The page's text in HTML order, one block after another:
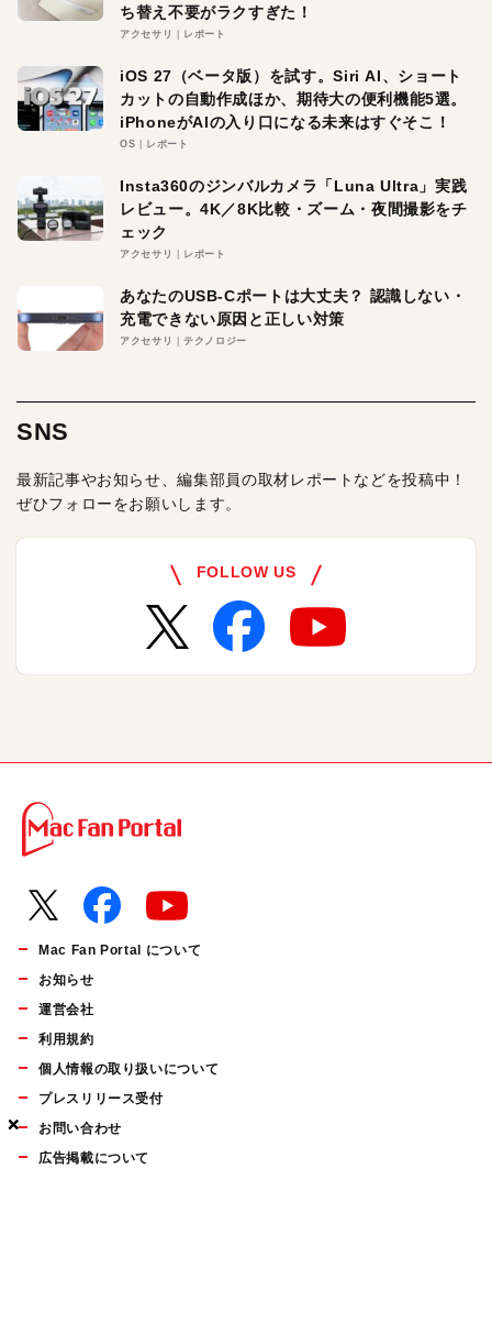
×
×
×
ち替え不要がラクすぎた！
アクセサリ レポート
iOS 27（ベータ版）を試す。Siri AI、ショート
カットの自動作成ほか、期待大の便利機能5選。
iPhoneがAIの入り口になる未来はすぐそこ！
OS レポート
Insta360のジンバルカメラ「Luna Ultra」実践
レビュー。4K／8K比較・ズーム・夜間撮影をチ
ェック
アクセサリ レポート
あなたのUSB-Cポートは大丈夫？ 認識しない・
充電できない原因と正しい対策
アクセサリ テクノロジー
SNS
最新記事やお知らせ、編集部員の取材レポートなどを投稿中！
ぜひフォローをお願いします。
FOLLOW US
Mac Fan Portal について
お知らせ
運営会社
利用規約
個人情報の取り扱いについて
プレスリリース受付
お問い合わせ
広告掲載について